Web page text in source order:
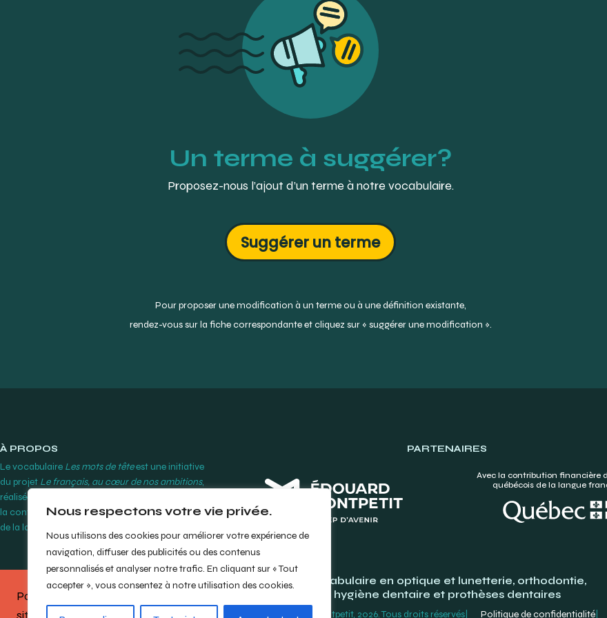
Nous respectons votre vie privée.
Nous utilisons des cookies pour améliorer votre expérience de
navigation, diffuser des publicités ou des contenus
personnalisés et analyser notre trafic. En cliquant sur « Tout
accepter », vous consentez à notre utilisation des cookies.
Un terme à suggérer?
Proposez-nous l’ajout d’un terme à notre vocabulaire.
Suggérer un terme
Pour proposer une modification à un terme ou à une définition existante,
rendez-vous sur la fiche correspondante et cliquez sur « suggérer une modification ».
PARTENAIRES
Avec la contribution financière
québécois de la langue
À PROPOS
Le vocabulaire Les mots de têteest une initiative
du projet Le français, au cœur de nos ambitions,
réalisée par le Cégep Édouard-Montpetit grâce à
la contribution financière de l’Office québécois
de la langue française.
Vocabulaire en optique et lunetterie, orthodontie,
hygiène dentaire et prothèses dentaires
© Cégep Édouard-Montpetit, 2026. Tous droits réservés Politique de confidentialité
Partagez votre opinion sur le